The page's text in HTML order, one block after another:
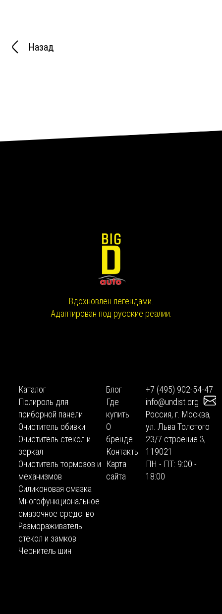
Назад
Вдохновлен легендами.
Адаптирован под русские реалии.
Каталог
Полироль для
приборной панели
Очиститель обивки
Очиститель стекол и
зеркал
Очиститель тормозов и
механизмов
Силиконовая смазка
Многофункциональное
смазочное средство
Размораживатель
стекол и замков
Чернитель шин
Блог
Где
купить
О
бренде
Контакты
Карта
сайта
+7 (495) 902-54-47
info@undist.org
Россия, г. Москва,
ул. Льва Толстого
23/7 строение 3,
119021
ПН - ПТ: 9:00 -
18:00